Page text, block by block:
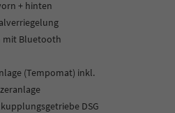
+ hinten
mit Bluetooth
(Tempomat) inkl.
DSG